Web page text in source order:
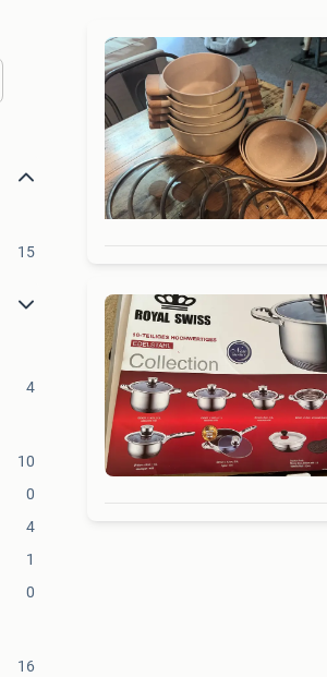
15
4
10
0
4
1
0
16